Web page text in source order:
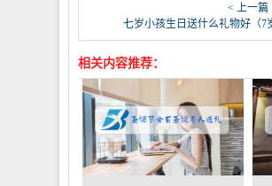
< 上一篇
七岁小孩生日送什么礼物好（7
相关内容推荐：